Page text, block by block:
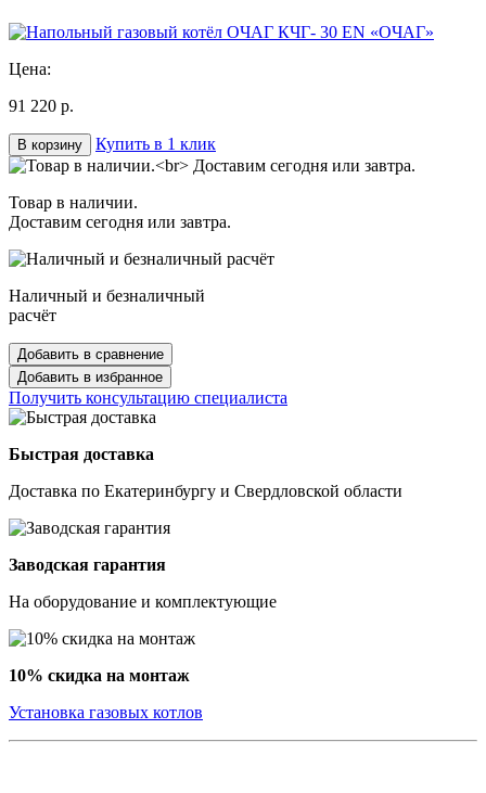
Цена:
91 220 р.
В корзину Купить в 1 клик
Товар в наличии.
Доставим сегодня или завтра.
Наличный и безналичный
расчёт
Добавить в сравнение
Добавить в избранное
Получить консультацию специалиста
Быстрая доставка
Доставка по Екатеринбургу и Свердловской области
Заводская гарантия
На оборудование и комплектующие
10% скидка на монтаж
Установка газовых котлов